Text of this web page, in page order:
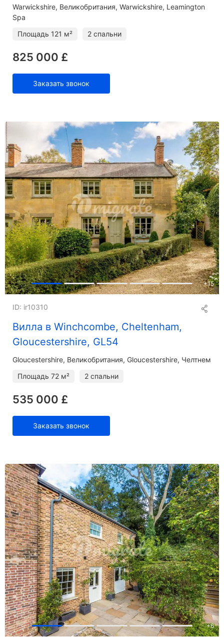
Warwickshire Великобритания, Warwickshire, Leamington
Spa
Площадь 121 м² 2 спальни
825 000 £
Заказать звонок
+15
Вилла в Winchcombe, Cheltenham,
Gloucestershire, GL54
ID: ir10310
Gloucestershire Великобритания, Gloucestershire, Челтнем
Площадь 72 м² 2 спальни
535 000 £
Заказать звонок
+6